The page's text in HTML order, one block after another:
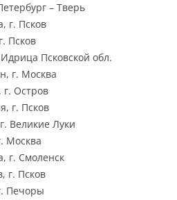
– Тверь
г. Псков
Псков
Псковской обл.
г. Москва
Остров
г. Псков
Великие Луки
Москва
г. Смоленск
г. Псков
Печоры